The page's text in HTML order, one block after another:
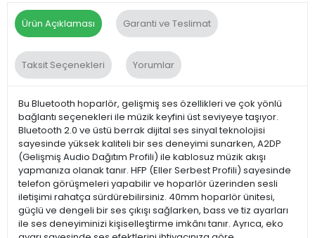
Ürün Açıklaması Garanti ve Teslimat
Taksit Seçenekleri Yorumlar
Bu Bluetooth hoparlör, gelişmiş ses özellikleri ve çok yönlü
bağlantı seçenekleri ile müzik keyfini üst seviyeye taşıyor.
Bluetooth 2.0 ve üstü berrak dijital ses sinyal teknolojisi
sayesinde yüksek kaliteli bir ses deneyimi sunarken, A2DP
(Gelişmiş Audio Dağıtım Profili) ile kablosuz müzik akışı
yapmanıza olanak tanır. HFP (Eller Serbest Profili) sayesinde
telefon görüşmeleri yapabilir ve hoparlör üzerinden sesli
iletişimi rahatça sürdürebilirsiniz. 40mm hoparlör ünitesi,
güçlü ve dengeli bir ses çıkışı sağlarken, bass ve tiz ayarları
ile ses deneyiminizi kişiselleştirme imkânı tanır. Ayrıca, eko